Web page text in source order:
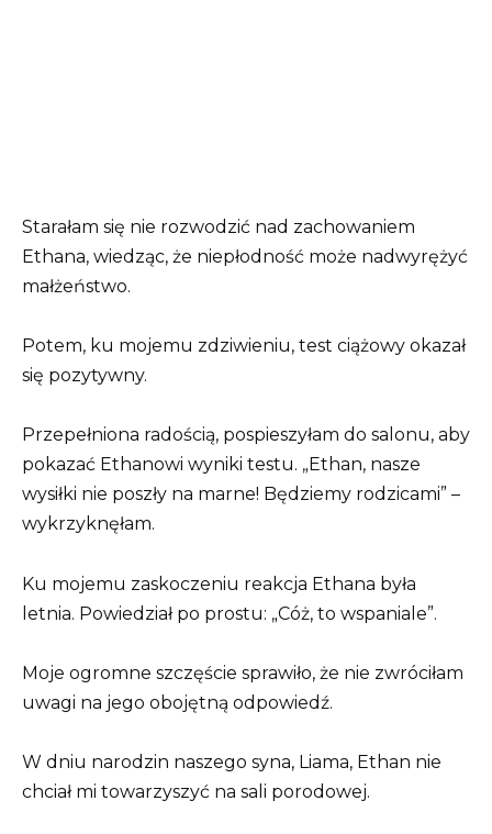
Starałam się nie rozwodzić nad zachowaniem
Ethana, wiedząc, że niepłodność może nadwyrężyć
małżeństwo.
Potem, ku mojemu zdziwieniu, test ciążowy okazał
się pozytywny.
Przepełniona radością, pospieszyłam do salonu, aby
pokazać Ethanowi wyniki testu. „Ethan, nasze
wysiłki nie poszły na marne! Będziemy rodzicami” –
wykrzyknęłam.
Ku mojemu zaskoczeniu reakcja Ethana była
letnia. Powiedział po prostu: „Cóż, to wspaniale”.
Moje ogromne szczęście sprawiło, że nie zwróciłam
uwagi na jego obojętną odpowiedź.
W dniu narodzin naszego syna, Liama, Ethan nie
chciał mi towarzyszyć na sali porodowej.